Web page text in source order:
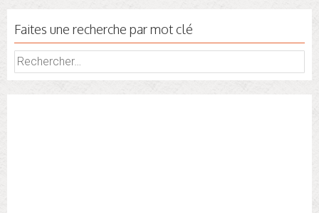
Faites une recherche par mot clé
Rechercher :